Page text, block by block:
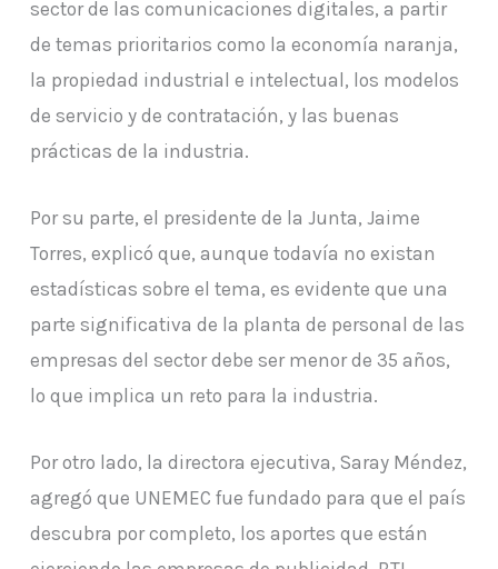
sector de las comunicaciones digitales, a partir
de temas prioritarios como la economía naranja,
la propiedad industrial e intelectual, los modelos
de servicio y de contratación, y las buenas
prácticas de la industria.
Por su parte, el presidente de la Junta, Jaime
Torres, explicó que, aunque todavía no existan
estadísticas sobre el tema, es evidente que una
parte significativa de la planta de personal de las
empresas del sector debe ser menor de 35 años,
lo que implica un reto para la industria.
Por otro lado, la directora ejecutiva, Saray Méndez,
agregó que UNEMEC fue fundado para que el país
descubra por completo, los aportes que están